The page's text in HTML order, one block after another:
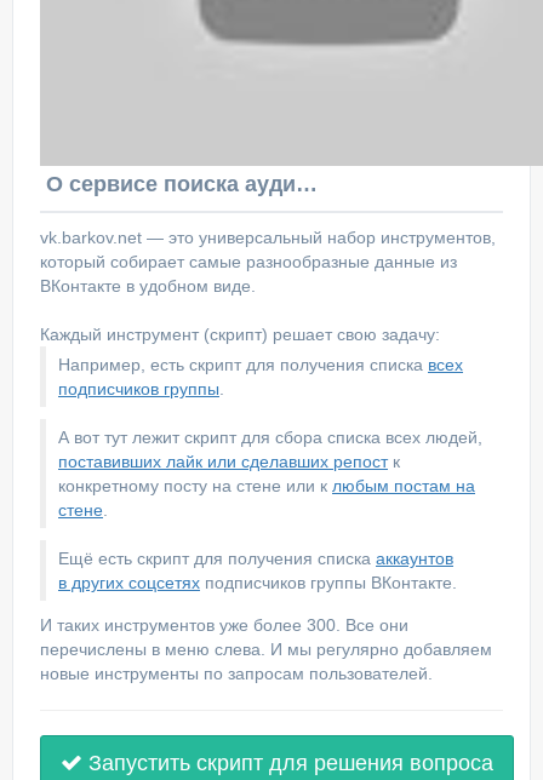
О сервисе поиска аудитории ВКонтакте
vk.barkov.net — это универсальный набор инструментов,
который собирает самые разнообразные данные из
ВКонтакте в удобном виде.
Каждый инструмент (скрипт) решает свою задачу:
Например, есть скрипт для получения списка всех
подписчиков группы
А вот тут лежит скрипт для сбора списка всех людей,
поставивших лайк или сделавших репостк
конкретному посту на стене или к любым постам на
стене
Ещё есть скрипт для получения списка аккаунтов
в других соцсетях подписчиков группы ВКонтакте.
И таких инструментов уже более 300. Все они
перечислены в меню слева. И мы регулярно добавляем
новые инструменты по запросам пользователей.
Запустить скрипт для решения вопроса